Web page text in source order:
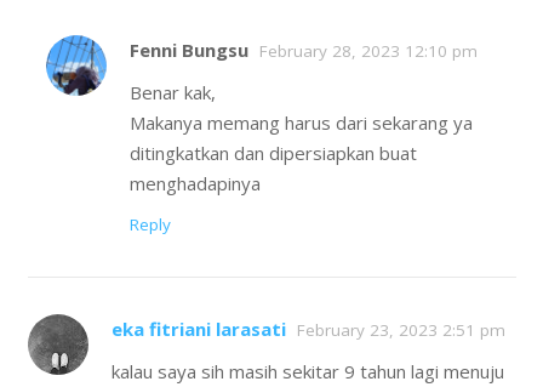
Fenni Bungsu February 28, 2023 12:10 pm
Benar kak,
Makanya memang harus dari sekarang ya
ditingkatkan dan dipersiapkan buat
menghadapinya
Reply
eka fitriani larasati February 23, 2023 2:51 pm
kalau saya sih masih sekitar 9 tahun lagi menuju